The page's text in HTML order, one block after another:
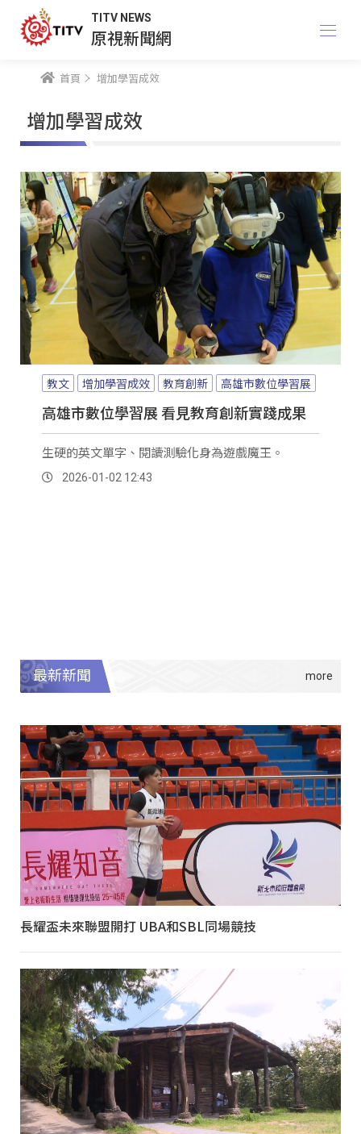
TITV NEWS
原視新聞網
首頁 增加學習成效
增加學習成效
教文 增加學習成效 教育創新 高雄市數位學習展
高雄市數位學習展 看見教育創新實踐成果
生硬的英文單字、閱讀測驗化身為遊戲魔王。
2026-01-02 12:43
最新新聞
長耀盃未來聯盟開打 UBA和SBL同場競技